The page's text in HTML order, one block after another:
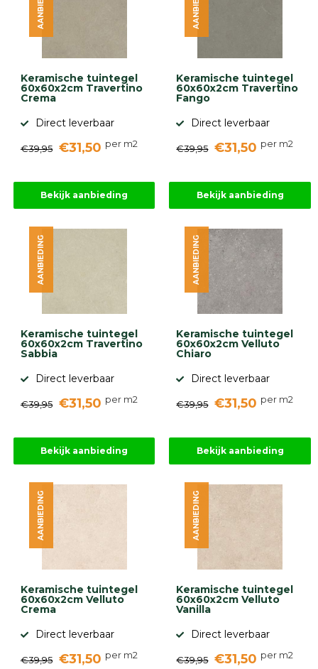
Keramische tuintegel
60x60x2cm Travertino
Crema
Direct leverbaar
€39,95 €31,50 per m2
Bekijk aanbieding
Keramische tuintegel
60x60x2cm Travertino
Fango
Direct leverbaar
€39,95 €31,50 per m2
Bekijk aanbieding
Keramische tuintegel
60x60x2cm Travertino
Sabbia
Direct leverbaar
€39,95 €31,50 per m2
AANBIEDING
Bekijk aanbieding
Keramische tuintegel
60x60x2cm Velluto
Chiaro
Direct leverbaar
€39,95 €31,50 per m2
AANBIEDING
Bekijk aanbieding
Keramische tuintegel
60x60x2cm Velluto
Crema
Direct leverbaar
€39,95 €31,50 per m2
AANBIEDING
Keramische tuintegel
60x60x2cm Velluto
Vanilla
Direct leverbaar
€39,95 €31,50 per m2
AANBIEDING